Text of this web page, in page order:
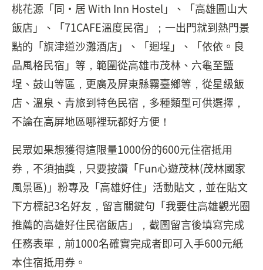
桃花源「同·居 With Inn Hostel」、「高雄圓山大
飯店」、「71CAFE溫度民宿」；一出門就到熱門景
點的「旗津道沙灘酒店」、「迴埕」、「依依。良
品風格民宿」等，範圍從高雄市茂林、六龜至鹽
埕、鼓山等區，更廣及屏東縣霧臺鄉等，從星級飯
店、溫泉、青旅到特色民宿，多種類型可供選擇，
不論在高屏地區哪裡玩都好方便！
民眾如果想獲得這限量1000份的600元住宿抵用
券，不須抽獎，只要按讚「Fun心遊茂林(茂林國家
風景區)」粉專及「高雄好住」活動貼文，並在貼文
下方標記3名好友，留言關鍵句「我要住高雄觀光圈
推薦的高雄好住民宿飯店」，截圖留言後填寫完成
任務表單，前1000名確實完成者即可入手600元紙
本住宿抵用券。